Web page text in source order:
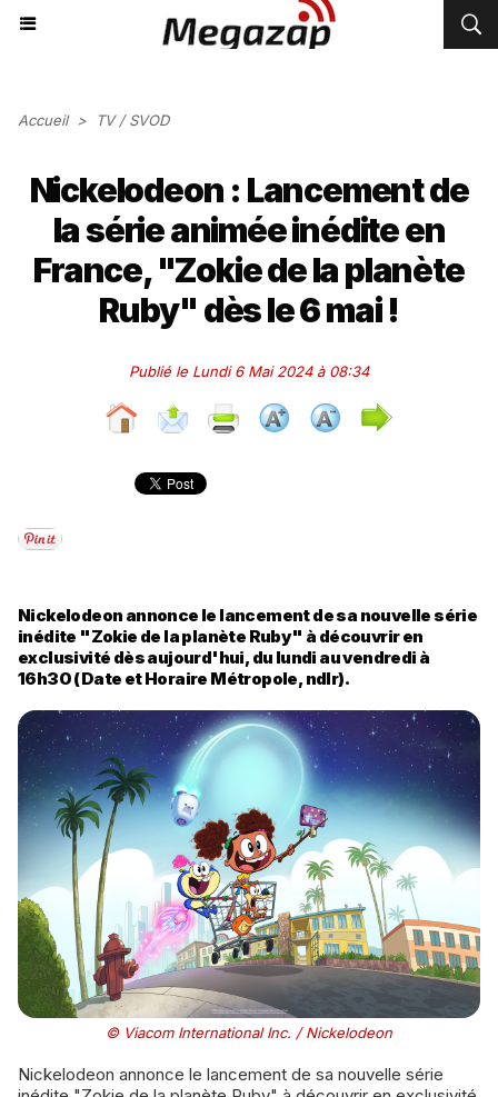
Accueil > TV / SVOD
Nickelodeon : Lancement de
la série animée inédite en
France, "Zokie de la planète
Ruby" dès le 6 mai !
Publié le Lundi 6 Mai 2024 à 08:34
Nickelodeon annonce le lancement de sa nouvelle série
inédite "Zokie de la planète Ruby" à découvrir en
exclusivité dès aujourd'hui, du lundi au vendredi à
16h30 (Date et Horaire Métropole, ndlr).
© Viacom International Inc. / Nickelodeon
Nickelodeon annonce le lancement de sa nouvelle série